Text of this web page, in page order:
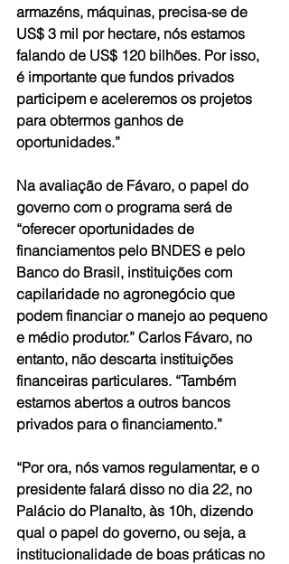
armazéns, máquinas, precisa-se de
US$ 3 mil por hectare, nós estamos
falando de US$ 120 bilhões. Por isso,
é importante que fundos privados
participem e aceleremos os projetos
para obtermos ganhos de
oportunidades.”
Na avaliação de Fávaro, o papel do
governo com o programa será de
“oferecer oportunidades de
financiamentos pelo BNDES e pelo
Banco do Brasil, instituições com
capilaridade no agronegócio que
podem financiar o manejo ao pequeno
e médio produtor.” Carlos Fávaro, no
entanto, não descarta instituições
financeiras particulares. “Também
estamos abertos a outros bancos
privados para o financiamento.”
“Por ora, nós vamos regulamentar, e o
presidente falará disso no dia 22, no
Palácio do Planalto, às 10h, dizendo
qual o papel do governo, ou seja, a
institucionalidade de boas práticas no